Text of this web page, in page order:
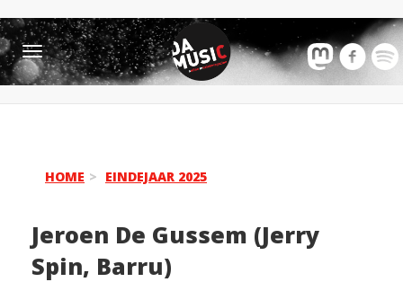
Toggle
navigation
HOME EINDEJAAR 2025
Jeroen De Gussem (Jerry
Spin, Barru)